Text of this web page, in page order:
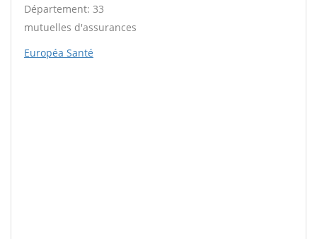
Département: 33
mutuelles d'assurances
Européa Santé